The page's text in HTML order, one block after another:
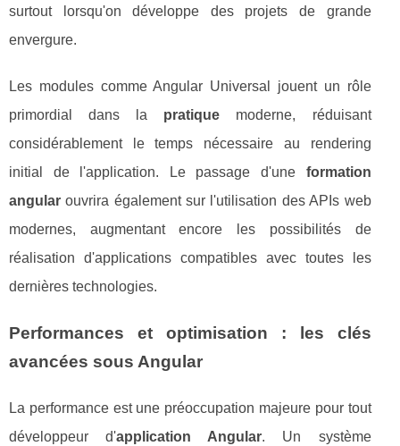
surtout lorsqu'on développe des projets de grande
envergure.
Les modules comme Angular Universal jouent un rôle
primordial dans la pratique moderne, réduisant
considérablement le temps nécessaire au rendering
initial de l'application. Le passage d'une formation
angular ouvrira également sur l'utilisation des APIs web
modernes, augmentant encore les possibilités de
réalisation d'applications compatibles avec toutes les
dernières technologies.
Performances et optimisation : les clés
avancées sous Angular
La performance est une préoccupation majeure pour tout
développeur d'application Angular. Un système